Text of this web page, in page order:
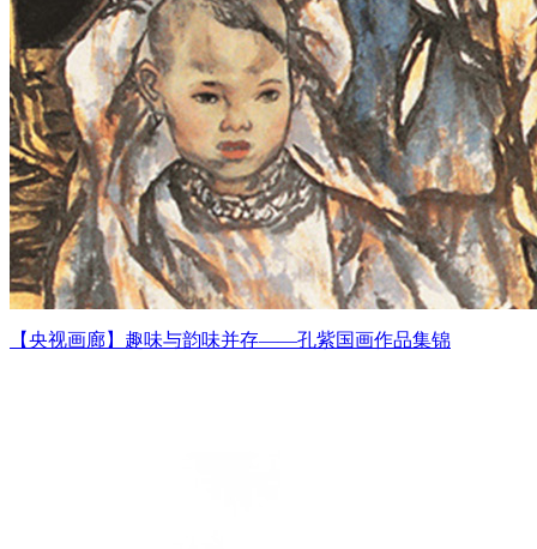
【央视画廊】趣味与韵味并存——孔紫国画作品集锦